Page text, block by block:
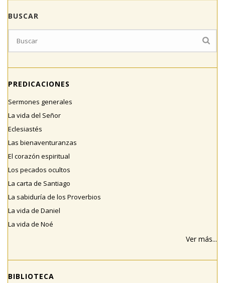
BUSCAR
PREDICACIONES
Sermones generales
La vida del Señor
Eclesiastés
Las bienaventuranzas
El corazón espiritual
Los pecados ocultos
La carta de Santiago
La sabiduría de los Proverbios
La vida de Daniel
La vida de Noé
Ver más...
BIBLIOTECA